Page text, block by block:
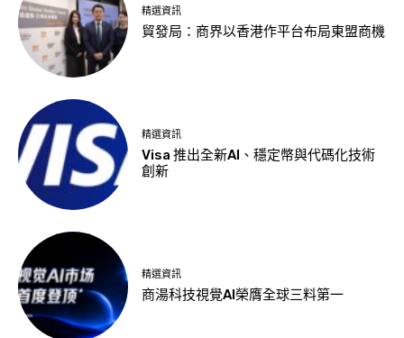
精選資訊
貿發局：商界以香港作平台布局東盟商機
精選資訊
Visa 推出全新AI、穩定幣與代碼化技術
創新
精選資訊
商湯科技視覺AI榮膺全球三料第一